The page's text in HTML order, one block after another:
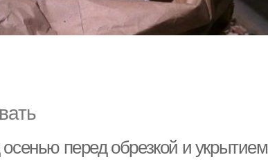
перед обрезкой и укрытием